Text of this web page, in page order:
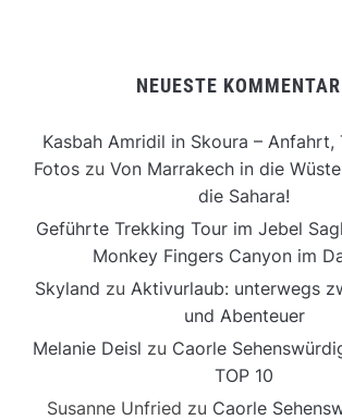
NEUESTE
Kasbah Amridil in Skoura – Anfahrt,
Fotoszu Von Marrakech in die
die Sahara!
Geführte Trekking Tour im Jebel
Monkey Fingers Canyon im
Skyland zu Aktivurlaub: unterwegs
und Abenteuer
Melanie Deisl zu Caorle
TOP 10
Susanne Unfried zu Caorle